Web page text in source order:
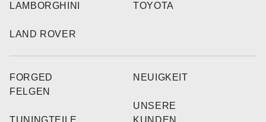
LAMBORGHINI
LAND ROVER
TOYOTA
FORGED
FELGEN
NEUIGKEIT
UNSERE